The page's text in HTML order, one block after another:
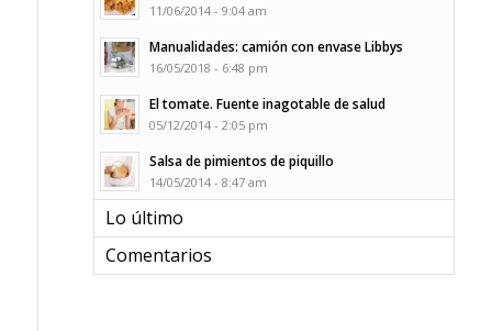
11/06/2014 - 9:04 am
Manualidades: camión con envase Libbys
16/05/2018 - 6:48 pm
El tomate. Fuente inagotable de salud
05/12/2014 - 2:05 pm
Salsa de pimientos de piquillo
14/05/2014 - 8:47 am
Lo último
Comentarios